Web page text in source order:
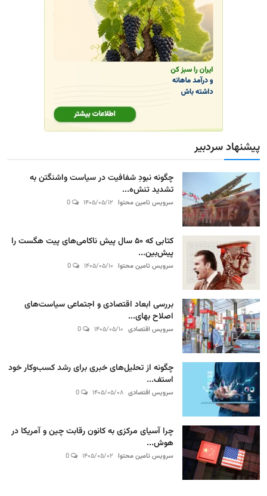
پیشنهاد سردبیر
چگونه نبودِ شفافیت در سیاست واشنگتن به
تشدید تنش‌ه...
سرویس تامین محتوا ۱۴۰۵/۰۵/۱۲
کتابی که ۵۰ سال پیش ناکامی‌های پیت هگست را
پیش‌بین...
سرویس تامین محتوا ۱۴۰۵/۰۵/۱۰
بررسی ابعاد اقتصادی و اجتماعی سیاست‌های
اصلاح بهای...
سرویس اقتصادی ۱۴۰۵/۰۵/۱۰
چگونه از تحلیل‌های خبری برای رشد کسب‌وکار خود
استف...
سرویس اقتصادی ۱۴۰۵/۰۵/۰۸
چرا آسیای مرکزی به کانون رقابت چین و آمریکا در
هوش...
سرویس تامین محتوا ۱۴۰۵/۰۵/۰۲